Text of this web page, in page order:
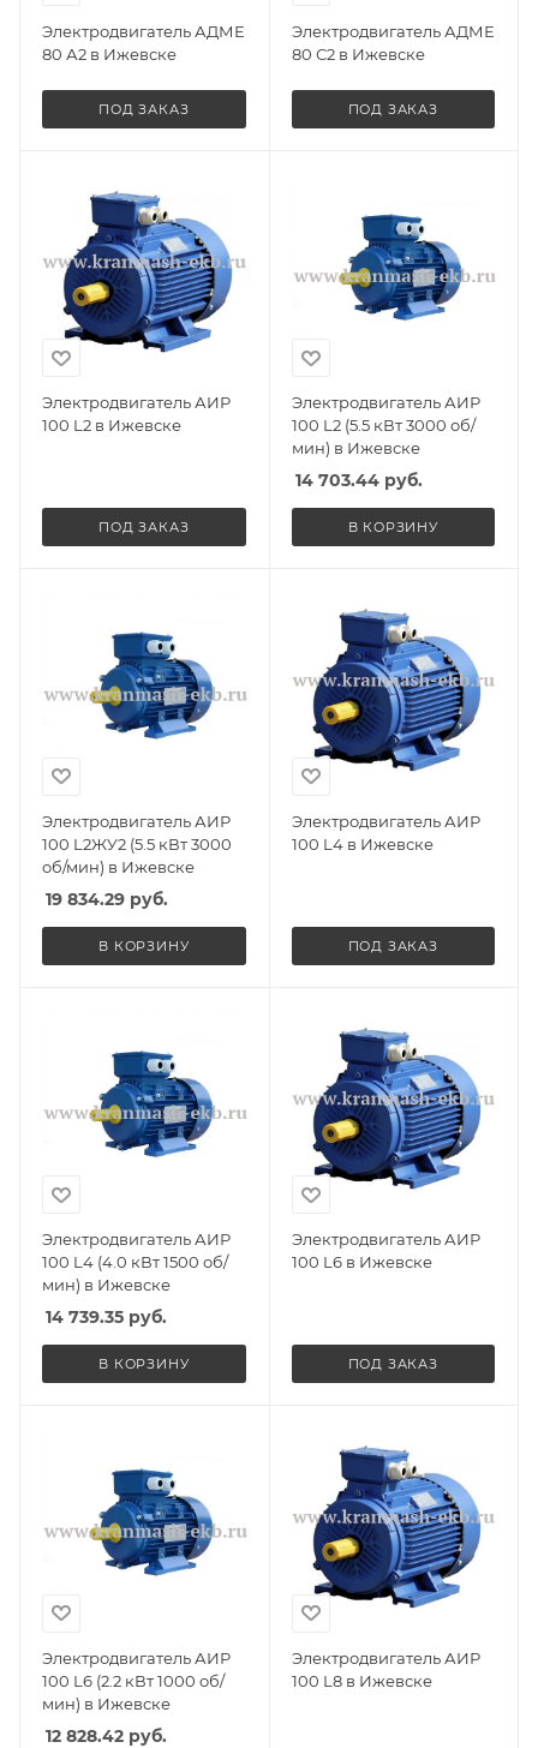
Электродвигатель АДМЕ
80 А2 в Ижевске
ПОД ЗАКАЗ
Электродвигатель АДМЕ
80 С2 в Ижевске
ПОД ЗАКАЗ
Электродвигатель АИР
100 L2 в Ижевске
ПОД ЗАКАЗ
Электродвигатель АИР
100 L2 (5.5 кВт 3000 об/
мин) в Ижевске
14 703.44руб.
В КОРЗИНУ
Электродвигатель АИР
100 L2ЖУ2 (5.5 кВт 3000
об/мин) в Ижевске
19 834.29 руб.
В КОРЗИНУ
Электродвигатель АИР
100 L4 в Ижевске
ПОД ЗАКАЗ
Электродвигатель АИР
100 L4 (4.0 кВт 1500 об/
мин) в Ижевске
14 739.35 руб.
В КОРЗИНУ
Электродвигатель АИР
100 L6 в Ижевске
ПОД ЗАКАЗ
Электродвигатель АИР
100 L6 (2.2 кВт 1000 об/
мин) в Ижевске
12 828.42 руб.
Электродвигатель АИР
100 L8 в Ижевске